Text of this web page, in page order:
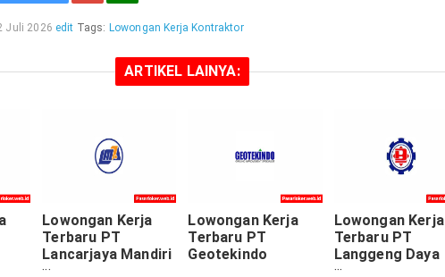
Juli 2026 edit Tags: Lowongan Kerja Kontraktor
ARTIKEL LAINYA:
Lowongan Kerja
Terbaru PT
Lancarjaya Mandiri
Abadi
Lowongan Kerja
Terbaru PT
Geotekindo
Lowongan Kerja
Terbaru PT
Langgeng Daya
Agrindo